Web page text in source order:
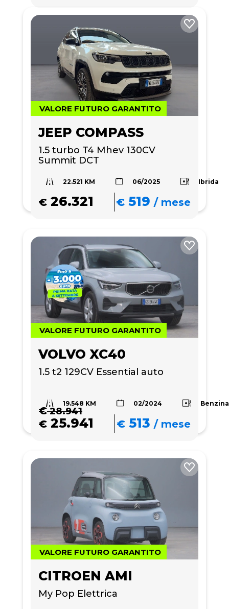
VALORE FUTURO GARANTITO
JEEP COMPASS
1.5 turbo T4 Mhev 130CV
Summit DCT
22.521 KM 06/2025 Ibrida
€ 26.321 € 519 /mese
VALORE FUTURO GARANTITO
VOLVO XC40
1.5 t2 129CV Essential auto
19.548 KM 02/2024 Benzina
€28.941
€ 25.941 € 513 /mese
VALORE FUTURO GARANTITO
CITROEN AMI
My Pop Elettrica